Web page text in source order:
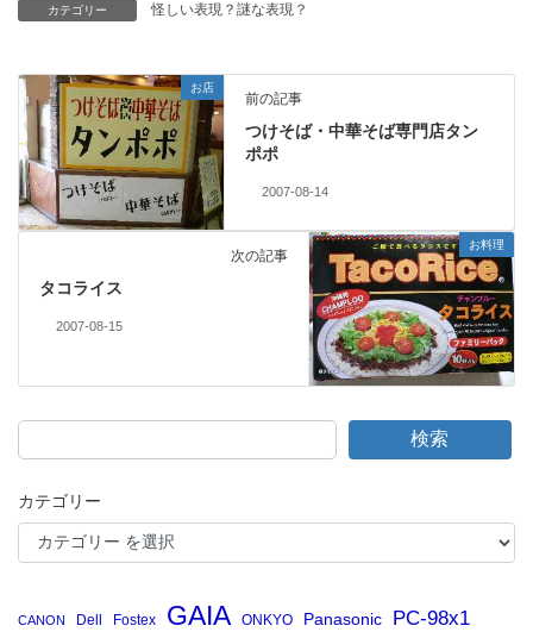
カテゴリー 怪しい表現？謎な表現？
お店
前の記事
つけそば・中華そば専門店タン
ポポ
2007-08-14
お料理
次の記事
タコライス
2007-08-15
検索
カテゴリー
CANON Dell Fostex GAIA ONKYO Panasonic PC-98x1